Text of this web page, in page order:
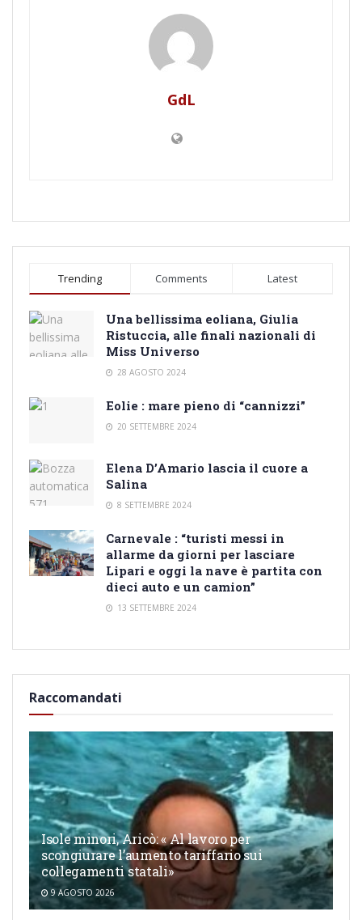
GdL
Trending Comments Latest
Una bellissima eoliana, Giulia
Ristuccia, alle finali nazionali di
Miss Universo
28 AGOSTO 2024
Eolie : mare pieno di “cannizzi”
20 SETTEMBRE 2024
Elena D’Amario lascia il cuore a
Salina
8 SETTEMBRE 2024
Carnevale : “turisti messi in
allarme da giorni per lasciare
Lipari e oggi la nave è partita con
dieci auto e un camion”
13 SETTEMBRE 2024
Raccomandati
Isole minori, Aricò: « Al lavoro per
scongiurare l’aumento tariffario sui
collegamenti statali»
9 AGOSTO 2026